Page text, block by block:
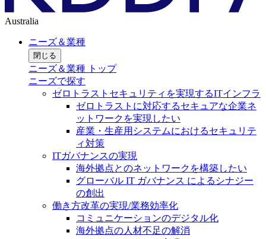
Australia
ニーズ＆業種
閉じる
ニーズ＆業種 トップ
ニーズで探す
ゼロトラストセキュリティを実現するITインフラ
ゼロトラストに対応するセキュアな企業ネ
ットワークを実現したい
産業・生産用システムにおけるセキュリテ
ィ対策
ITガバナンスの実現
海外拠点とのネットワークを構築したい
グローバル IT ガバナンス によるシナジー
の創出
働き方改革の実現/業務効率化
コミュニケーションのデジタル化
海外拠点の人材不足の解消